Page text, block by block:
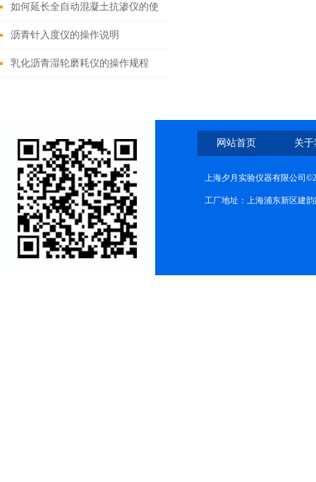
设保驾护航
如何延长全自动混凝土抗渗仪的使
用寿命
沥青针入度仪的操作说明
乳化沥青湿轮磨耗仪的操作规程
网站首页 关
上海夕月实验仪器有限公司
工厂地址：上海浦东新区建韵